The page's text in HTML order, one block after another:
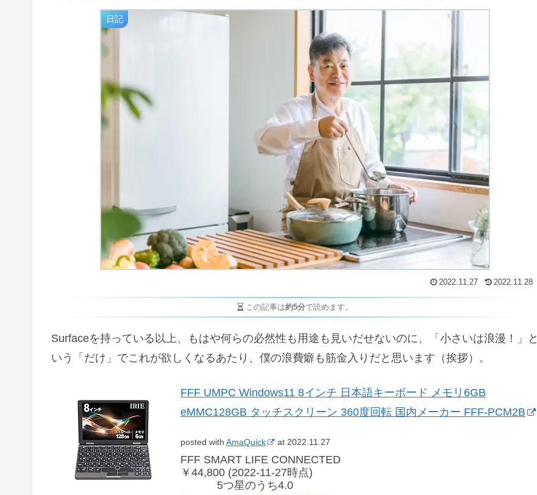
日記
2022.11.27 2022.11.28
この記事は約5分で読めます。
Surfaceを持っている以上、もはや何らの必然性も用途も見いだせないのに、「小さいは浪漫！」と
いう「だけ」でこれが欲しくなるあたり、僕の浪費癖も筋金入りだと思います（挨拶）。
FFF UMPC Windows11 8インチ 日本語キーボード メモリ6GB
eMMC128GB タッチスクリーン 360度回転 国内メーカー FFF-PCM2B
posted with AmaQuick at 2022.11.27
FFF SMART LIFE CONNECTED
￥44,800 (2022-11-27時点)
5つ星のうち4.0